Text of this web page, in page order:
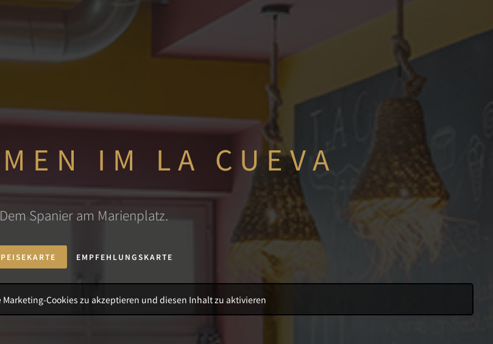
IM LA CUEVA
Dem Spanier am Marienplatz.
EMPFEHLUNGSKARTE
Cookies zu akzeptieren und diesen Inhalt zu aktivieren